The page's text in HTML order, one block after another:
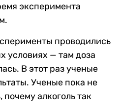
эксперимента
проводились
условиях — там доза
В этот раз ученые
Ученые пока не
почему алкоголь так